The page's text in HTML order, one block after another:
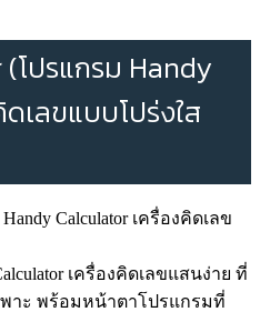
โปรแกรม Handy
เลขแบบโปร่งใส
เครื่องคิดเลขแสนง่าย ที่
าะ พร้อมหน้าตาโปรแกรมที่